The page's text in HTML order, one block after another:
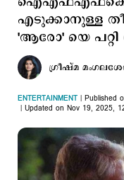
എടുക്കാനുള്ള
'ആരോ' യെ
ഗ്രീഷ്മ
ENTERTAINMENT
Published
Updated on Nov 19, 2025,